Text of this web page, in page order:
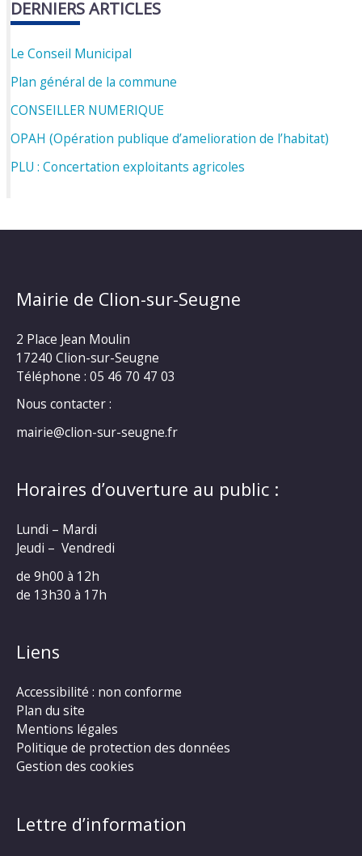
DERNIERS ARTICLES
Le Conseil Municipal
Plan général de la commune
CONSEILLER NUMERIQUE
OPAH (Opération publique d’amelioration de l’habitat)
PLU : Concertation exploitants agricoles
Mairie de Clion-sur-Seugne
2 Place Jean Moulin
17240 Clion-sur-Seugne
Téléphone : 05 46 70 47 03
Nous contacter :
mairie@clion-sur-seugne.fr
Horaires d’ouverture au public :
Lundi – Mardi
Jeudi – Vendredi
de 9h00 à 12h
de 13h30 à 17h
Liens
Accessibilité : non conforme
Plan du site
Mentions légales
Politique de protection des données
Gestion des cookies
Lettre d’information